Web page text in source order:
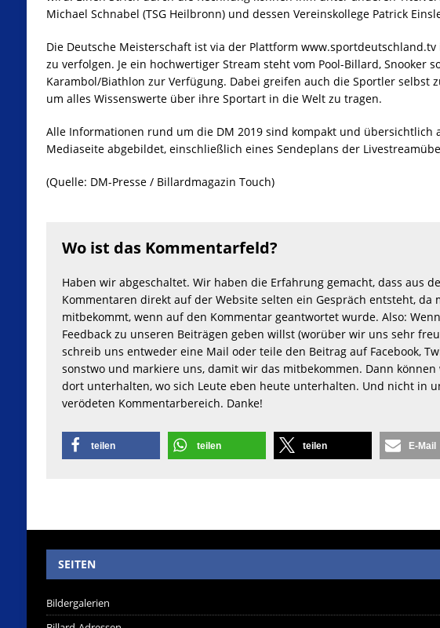
Michael Schnabel (TSG Heilbronn) und dessen Vereinskollege Patrick
Die Deutsche Meisterschaft ist via der Plattform
zu verfolgen. Je ein hochwertiger Stream steht vom Pool-Billard, Snooker
Karambol/Biathlon zur Verfügung. Dabei greifen auch die Sportler selbst
um alles Wissenswerte über ihre Sportart in die Welt zu tragen.
Alle Informationen rund um die DM 2019 sind kompakt und übersichtlich
Mediaseite abgebildet, einschließlich eines Sendeplans der
(Quelle: DM-Presse / Billardmagazin Touch)
Wo ist das Kommentarfeld?
Haben wir abgeschaltet. Wir haben die Erfahrung gemacht, dass aus
Kommentaren direkt auf der Website selten ein Gespräch entsteht, da
mitbekommt, wenn auf den Kommentar geantwortet wurde. Also:
Feedback zu unseren Beiträgen geben willst (worüber wir uns sehr
schreib uns entweder eine Mail oder teile den Beitrag auf Facebook,
sonstwo und markiere uns, damit wir das mitbekommen. Dann können
dort unterhalten, wo sich Leute eben heute unterhalten. Und nicht in
verödeten Kommentarbereich. Danke!
teilen teilen teilen E-Mail
SEITEN
Bildergalerien